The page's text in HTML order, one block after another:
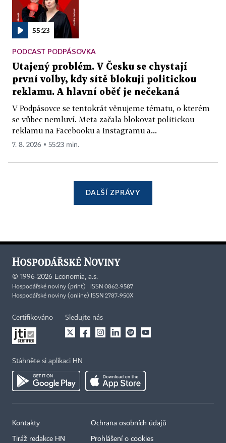
55:23
PODCAST PODPÁSOVKA
Utajený problém. V Česku se chystají
první volby, kdy sítě blokují politickou
reklamu. A hlavní oběť je nečekaná
V Podpásovce se tentokrát věnujeme tématu, o kterém
se vůbec nemluví. Meta začala blokovat politickou
reklamu na Facebooku a Instagramu a...
7. 8. 2026 ▪ 55:23 min.
DALŠÍ ZPRÁVY
© 1996-2026 Economia, a.s.
Hospodářské noviny (print) ISSN 0862-9587
Hospodářské noviny (online) ISSN 2787-950X
Certifikováno Sledujte nás
Stáhněte si aplikaci HN
Kontakty
Tiráž redakce HN
Ochrana osobních údajů
Prohlášení o cookies